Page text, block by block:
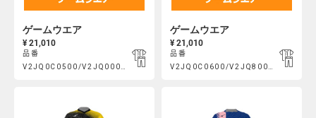
ゲームウエア
¥ 21,010
Product
Actions
品番
ゲームウエア
¥ 21,010
Product
Actions
品番